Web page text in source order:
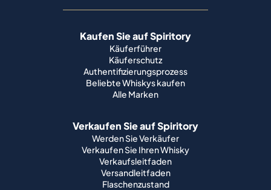
Kaufen Sie auf Spiritory
Käuferführer
Käuferschutz
Authentifizierungsprozess
Beliebte Whiskys kaufen
Alle Marken
Verkaufen Sie auf Spiritory
Werden Sie Verkäufer
Verkaufen Sie Ihren Whisky
Verkaufsleitfaden
Versandleitfaden
Flaschenzustand